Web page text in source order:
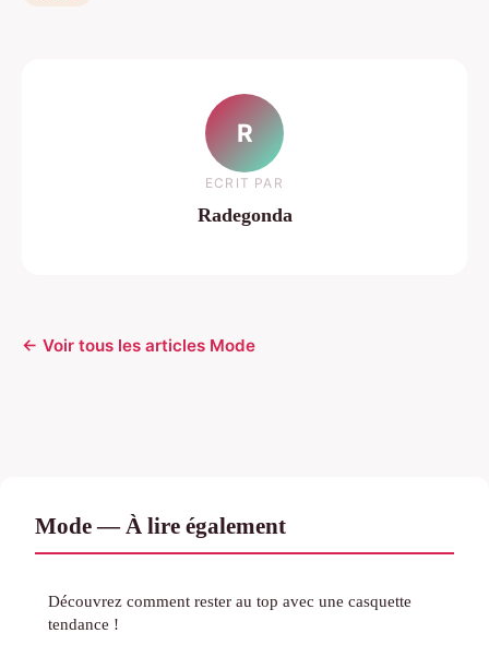
R
ECRIT PAR
Radegonda
← Voir tous les articles Mode
Mode — À lire également
Découvrez comment rester au top avec une casquette
tendance !